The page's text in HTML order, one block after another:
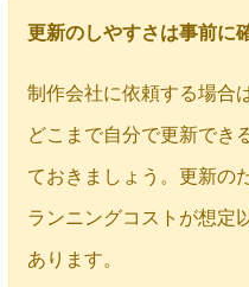
更新のしやすさは事前に
制作会社に依頼する場合
どこまで自分で更新でき
ておきましょう。更新の
ランニングコストが想定
あります。